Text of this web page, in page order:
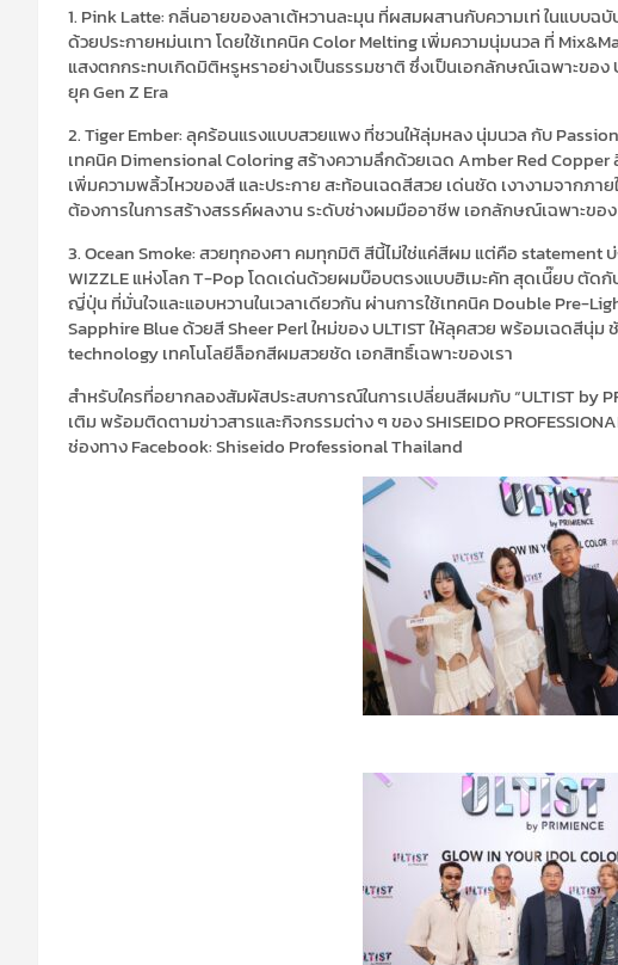
1. Pink Latte: กลิ่นอายของลาเต้หวานละมุน ที่ผสมผสานกับความเท่ ในแบบ
ด้วยประกายหม่นเทา โดยใช้เทคนิค Color Melting เพิ่มความนุ่มนวล ที่
แสงตกกระทบเกิดมิติหรูหราอย่างเป็นธรรมชาติ ซึ่งเป็นเอกลักษณ์เฉพาะของ
ยุค Gen Z Era
2. Tiger Ember: ลุคร้อนแรงแบบสวยแพง ที่ชวนให้ลุ่มหลง นุ่มนวล กับ
เทคนิค Dimensional Coloring สร้างความลึกด้วยเฉด Amber Red
เพิ่มความพลิ้วไหวของสี และประกาย สะท้อนเฉดสีสวย เด่นชัด เงางามจาก
ต้องการในการสร้างสรรค์ผลงาน ระดับช่างผมมืออาชีพ เอกลักษณ์เฉพาะของ
3. Ocean Smoke: สวยทุกองศา คมทุกมิติ สีนี้ไม่ใช่แค่สีผม แต่คือ
WIZZLE แห่งโลก T-Pop โดดเด่นด้วยผมบ๊อบตรงแบบฮิเมะคัท สุดเนี๊ยบ ตัด
ญี่ปุ่น ที่มั่นใจและแอบหวานในเวลาเดียวกัน ผ่านการใช้เทคนิค Double Pre-
Sapphire Blue ด้วยสี Sheer Perl ใหม่ของ ULTIST ให้ลุคสวย พร้อมเฉดสีนุ่
technology เทคโนโลยีล็อกสีผมสวยชัด เอกสิทธิ์เฉพาะของเรา
สำหรับใครที่อยากลองสัมผัสประสบการณ์ในการเปลี่ยนสีผมกับ “ULTIST by
เติม พร้อมติดตามข่าวสารและกิจกรรมต่าง ๆ ของ SHISEIDO
ช่องทาง Facebook: Shiseido Professional Thailand